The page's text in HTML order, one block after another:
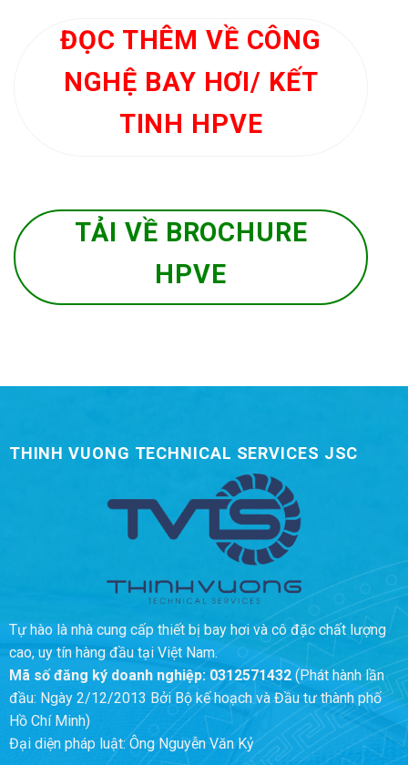
ĐỌC THÊM VỀ CÔNG
NGHỆ BAY HƠI/ KẾT
TINH HPVE
TẢI VỀ BROCHURE
HPVE
THINH VUONG TECHNICAL SERVICES JSC
Tự hào là nhà cung cấp thiết bị bay hơi và cô đặc chất lượng
cao, uy tín hàng đầu tại Việt Nam.
Mã số đăng ký doanh nghiệp: 0312571432(Phát hành lần
đầu: Ngày 2/12/2013 Bởi Bộ kế hoạch và Đầu tư thành phố
Hồ Chí Minh)
Đại diện pháp luật: Ông Nguyễn Văn Kỷ